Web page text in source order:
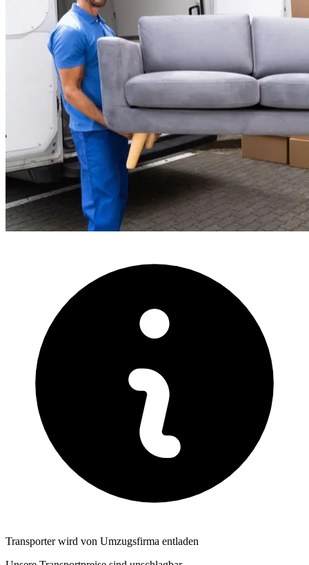
Transporter wird von Umzugsfirma entladen